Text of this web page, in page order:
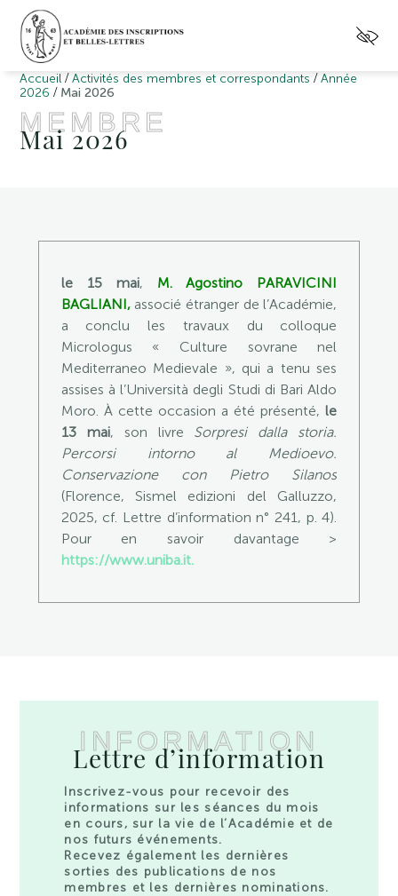
Accueil /Activités des membres et correspondants /Année
2026 / Mai 2026
MEMBRE
Mai 2026
le 15 mai, M. Agostino PARAVICINI
BAGLIANI,associé étranger de l’Académie,
a conclu les travaux du colloque
Micrologus « Culture sovrane nel
Mediterraneo Medievale », qui a tenu ses
assises à l’Università degli Studi di Bari Aldo
Moro. À cette occasion a été présenté,le
13 mai, son livre Sorpresi dalla storia.
Percorsi intorno al Medioevo.
Conservazione con Pietro Silanos
(Florence, Sismel edizioni del Galluzzo,
2025, cf. Lettre d’information n° 241, p. 4).
Pour en savoir davantage >
https://www.uniba.it.
INFORMATION
Lettre d’information
Inscrivez-vous pour recevoir des
informations sur les séances du mois
en cours, sur la vie de l’Académie et de
nos futurs événements.
Recevez également les dernières
sorties des publications de nos
membres et les dernières nominations.